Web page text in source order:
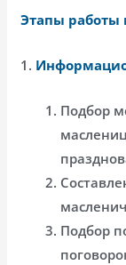
Этапы работы
1.
Подбор
Подбор